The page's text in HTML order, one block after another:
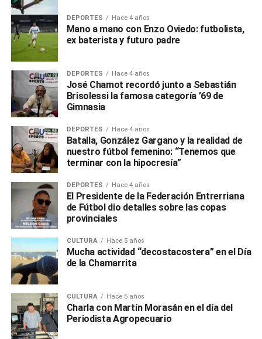
DEPORTES Hace 4 años
Mano a mano con Enzo Oviedo: futbolista,
ex baterista y futuro padre
DEPORTES Hace 4 años
José Chamot recordó junto a Sebastián
Brisolessi la famosa categoría ’69 de
Gimnasia
DEPORTES Hace 4 años
Batalla, González Gargano y la realidad de
nuestro fútbol femenino: “Tenemos que
terminar con la hipocresía”
DEPORTES Hace 4 años
El Presidente de la Federación Entrerriana
de Fútbol dio detalles sobre las copas
provinciales
CULTURA Hace 5 años
Mucha actividad “decostacostera” en el Día
de la Chamarrita
CULTURA Hace 5 años
Charla con Martín Morasán en el día del
Periodista Agropecuario